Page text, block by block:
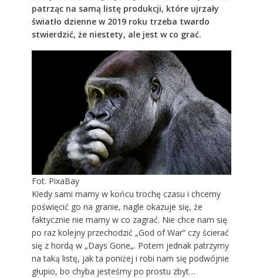
patrząc na samą listę produkcji, które ujrzały
światło dzienne w 2019 roku trzeba twardo
stwierdzić, że niestety, ale jest w co grać.
Fot. PixaBay
Kiedy sami mamy w końcu trochę czasu i chcemy
poświęcić go na granie, nagle okazuje się, że
faktycznie nie mamy w co zagrać. Nie chce nam się
po raz kolejny przechodzić „God of War” czy ścierać
się z hordą w „Days Gone„. Potem jednak patrzymy
na taką listę, jak ta poniżej i robi nam się podwójnie
głupio, bo chyba jesteśmy po prostu zbyt…